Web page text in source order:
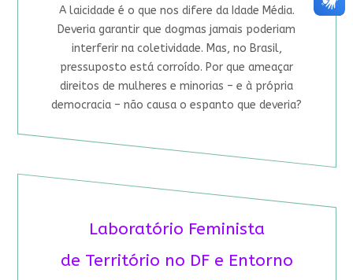
A laicidade é o que nos difere da Idade Média.
Deveria garantir que dogmas jamais poderiam
interferir na coletividade. Mas, no Brasil,
pressuposto está corroído. Por que ameaçar
direitos de mulheres e minorias – e à própria
democracia – não causa o espanto que deveria?
Laboratório Feminista
de Território no DF e Entorno